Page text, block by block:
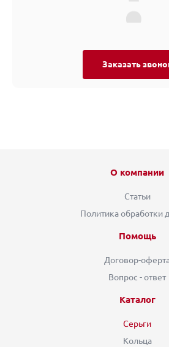
Заказать
О компании
Статьи
Политика обработки
Помощь
Договор-
Вопрос - ответ
Каталог
Серьги
Кольца